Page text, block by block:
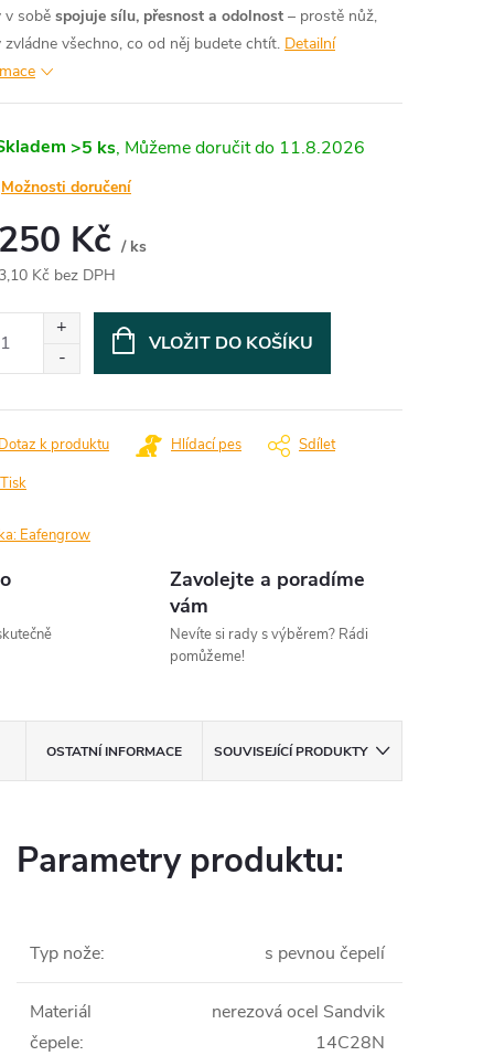
v sobě spojuje sílu, přesnost a odolnost – prostě nůž,
zvládne všechno, co od něj budete chtít. Detailní
>5 ks 11.8.2026
Možnosti doručení
Kč / ks
Kč bez DPH
VLOŽIT DO KOŠÍKU
Tisk
k produktu Hlídací pes Sdílet
Eafengrow
Zavolejte a poradíme
vám
Nevíte si rady s výběrem? Rádi
pomůžeme!
OSTATNÍ INFORMACE SOUVISEJÍCÍ PRODUKTY
Parametry produktu:
Typ nože: s pevnou čepelí
Materiál
čepele:
nerezová ocel Sandvik
14C28N